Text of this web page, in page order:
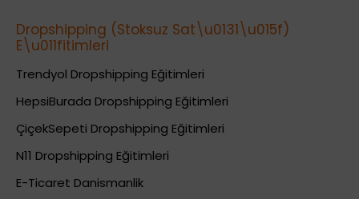
Dropshipping (Stoksuz Sat\u0131\u015f)
E\u011fitimleri
Trendyol Dropshipping Eğitimleri
HepsiBurada Dropshipping Eğitimleri
ÇiçekSepeti Dropshipping Eğitimleri
N11 Dropshipping Eğitimleri
E-Ticaret Danismanlik